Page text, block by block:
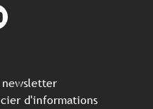
newsletter
d'informations